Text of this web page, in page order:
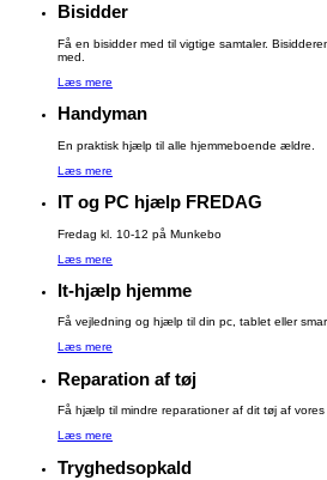
Bisidder
Få en bisidder med til vigtige samtaler.
med.
Læs mere
Handyman
En praktisk hjælp til alle hjemmeboende ældre.
Læs mere
IT og PC hjælp FREDAG
Fredag kl. 10-12 på Munkebo
Læs mere
It-hjælp hjemme
Få vejledning og hjælp til din pc, tablet eller
Læs mere
Reparation af tøj
Få hjælp til mindre reparationer af dit tøj af
Læs mere
Tryghedsopkald